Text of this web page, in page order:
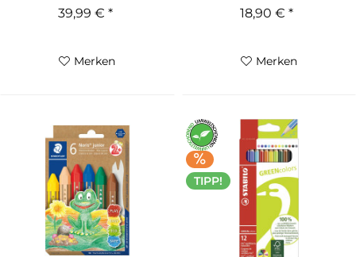
39,99 € *
Merken
18,90 € *
Merken
TIPP!